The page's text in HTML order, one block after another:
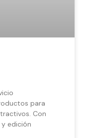
para
Con
edición